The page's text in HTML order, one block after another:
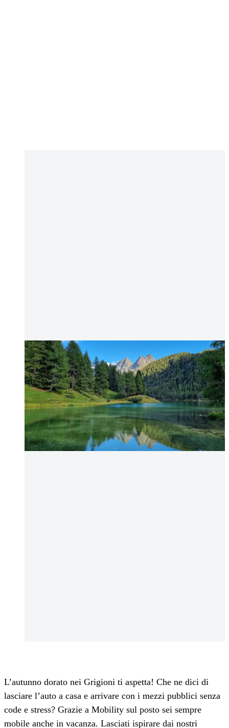
L’autunno dorato nei Grigioni ti aspetta! Che ne dici di
lasciare l’auto a casa e arrivare con i mezzi pubblici senza
code e stress? Grazie a Mobility sul posto sei sempre
mobile anche in vacanza. Lasciati ispirare dai nostri